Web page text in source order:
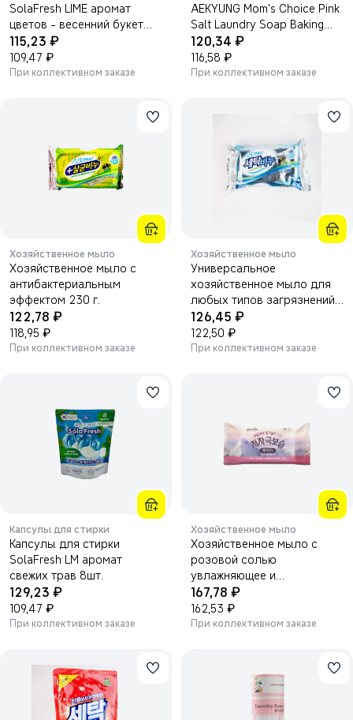
SolaFresh LIME аромат
цветов - весенний букет
8шт, мягкая упаковка
115,23 ₽
109,47 ₽
При коллективном заказе
AEKYUNG Mom's Choice Pink
Salt Laundry Soap Baking
Soda, с розовой солью и
пищевой содой 180г.
120,34 ₽
116,58 ₽
При коллективном заказе
Хозяйственное мыло
Хозяйственное мыло с
антибактериальным
эффектом 230 г.
122,78 ₽
118,95 ₽
При коллективном заказе
Хозяйственное мыло
Универсальное
хозяйственное мыло для
любых типов загрязнений
230г.
126,45 ₽
122,50 ₽
При коллективном заказе
Капсулы для стирки
Капсулы для стирки
SolaFresh LM аромат
свежих трав 8шт.
129,23 ₽
109,47 ₽
При коллективном заказе
Хозяйственное мыло
Хозяйственное мыло с
розовой солью
увлажняющее и
гипоаллергенное AEKYUNG
Mom's Choice Pink Salt
laundry soap hypoallergenic
167,78 ₽
162,53 ₽
При коллективном заказе